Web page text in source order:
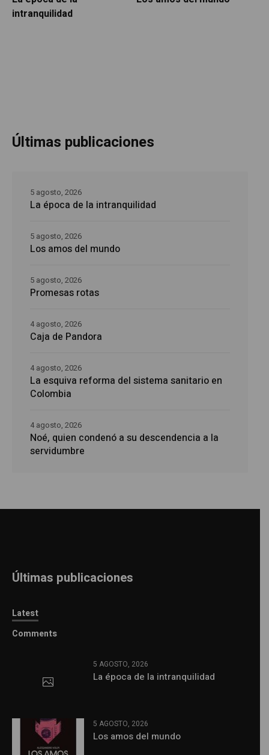
intranquilidad
Últimas publicaciones
La época de la intranquilidad
5 agosto, 2026
Los amos del mundo
5 agosto, 2026
Promesas rotas
5 agosto, 2026
Caja de Pandora
4 agosto, 2026
La esquiva reforma del sistema sanitario en
Colombia
4 agosto, 2026
Noé, quien condenó a su descendencia a la
servidumbre
4 agosto, 2026
Últimas publicaciones
Latest
Comments
5 AGOSTO, 2026
La época de la intranquilidad
5 AGOSTO, 2026
Los amos del mundo